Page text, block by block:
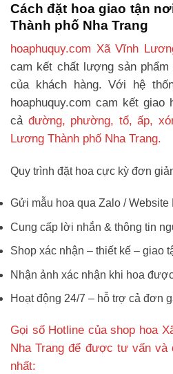
Cách đặt hoa giao tận
Thành phố Nha Trang
hoaphuquy.com Xã Vĩnh
cam kết chất lượng sản
của khách hàng. Với hệ
hoaphuquy.com cam kết
cả đường, phường, tổ, ấp,
Lương Thành phố Nha Trang.
Quy trình đặt hoa cực kỳ đơn
Gửi mẫu hoa qua Zalo / Website
Cung cấp lời nhắn & thông tin
Shop xác nhận – thiết kế – giao
Nhận ảnh xác nhận khi hoa
Hoạt động 24/7 – hỗ trợ cả đơn
Gọi số Hotline của shop hoa
Nha Trang để được tư vấn và
nhất: